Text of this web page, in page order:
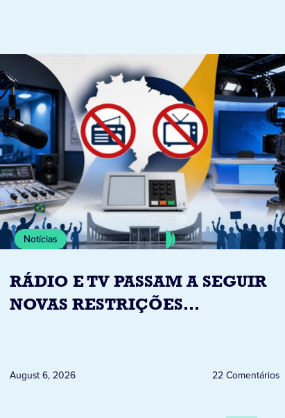
Notícias
RÁDIO E TV PASSAM A SEGUIR
NOVAS RESTRIÇÕES
August 6, 2026 22 Comentários